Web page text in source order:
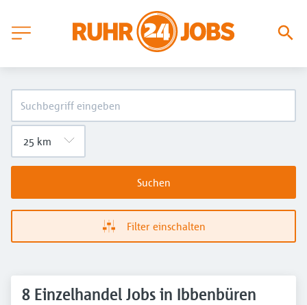
Suchen
Filter einschalten
8 Einzelhandel Jobs in Ibbenbüren